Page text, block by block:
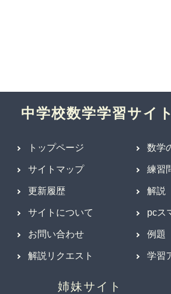
中学校数学学習サイト
トップページ
サイトマップ
更新履歴
サイトについて
お問い合わせ
解説リクエスト
数学
練習
解説
pcス
例題
学習